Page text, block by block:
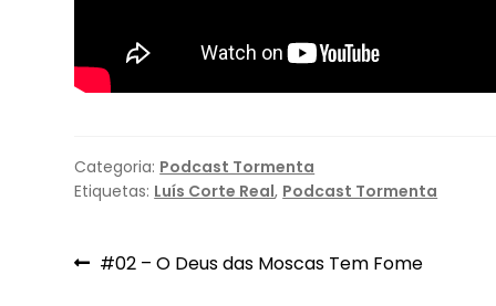
Categoria: Podcast Tormenta
Etiquetas: Luís Corte Real, Podcast Tormenta
Navegação
Artigo
#02 – O Deus das Moscas Tem Fome